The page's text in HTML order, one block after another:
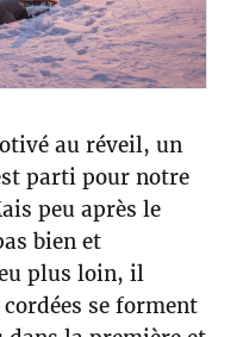
au réveil, un
parti pour notre
peu après le
bien et
plus loin, il
se forment